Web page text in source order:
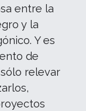
entre la
y la
Y es
de
relevar